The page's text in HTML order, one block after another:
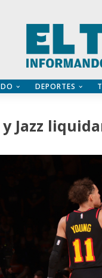
DEPORTES
Jazz